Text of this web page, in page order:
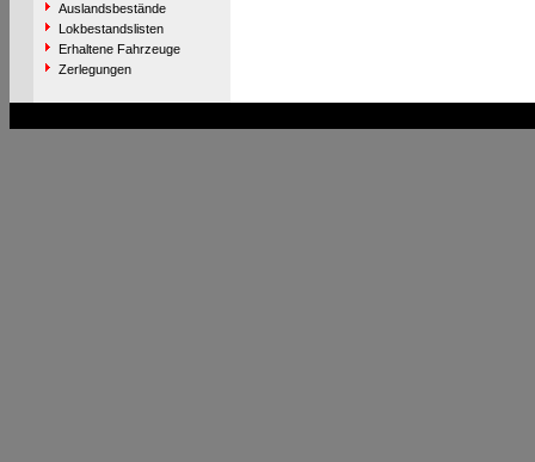
Auslandsbestände
Lokbestandslisten
Erhaltene Fahrzeuge
Zerlegungen